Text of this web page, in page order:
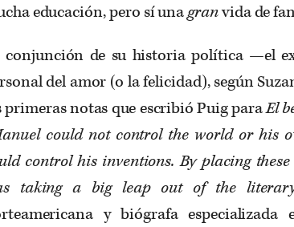
educación, pero sí unagranvida de
conjunción de su historia política —el
del amor (o la felicidad), según
primeras notas que escribió Puig paraEl
could not control the world or his
control his inventions. By placing
taking a big leap out of the
y biógrafa